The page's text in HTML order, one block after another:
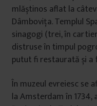
mlăștinos aflat la
Dâmboviţa. Templul
sinagogi (trei, în
distruse în timpul
putut fi restaurată și a
În muzeul evreiesc se
la Amsterdam în 1734,